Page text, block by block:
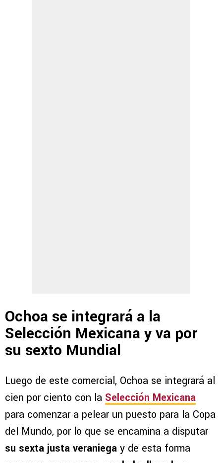
Ochoa se integrará a la
Selección Mexicana y va por
su sexto Mundial
Luego de este comercial, Ochoa se integrará al
cien por ciento con la Selección Mexicana
para comenzar a pelear un puesto para la Copa
del Mundo, por lo que se encamina a disputar
su sexta justa veraniega y de esta forma